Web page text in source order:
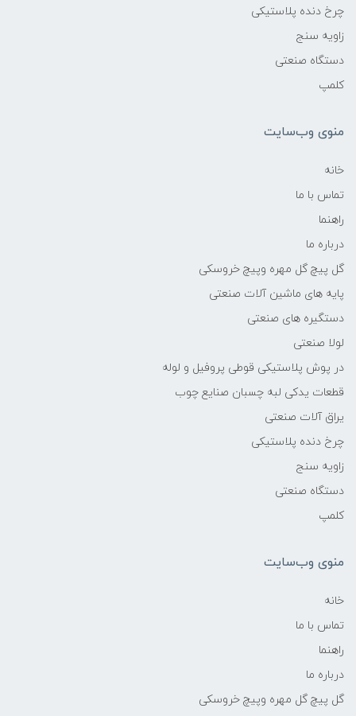
چرخ دنده پلاستیکی
زاویه سنج
دستگاه صنعتی
کلمپ
منوی وب‌سایت
خانه
تماس با ما
راهنما
درباره ما
گل پیچ گل مهره وپیچ خروسکی
پایه های ماشین آلات صنعتی
دستگیره های صنعتی
لولا صنعتی
در پوش پلاستیکی قوطی پروفیل و لوله
قطعات یدکی لبه چسبان صنایع چوب
یراق آلات صنعتی
چرخ دنده پلاستیکی
زاویه سنج
دستگاه صنعتی
کلمپ
منوی وب‌سایت
خانه
تماس با ما
راهنما
درباره ما
گل پیچ گل مهره وپیچ خروسکی